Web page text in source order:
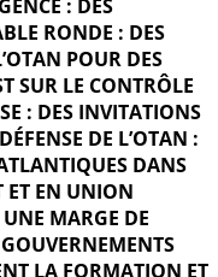
: DES
RONDE : DES
POUR DES
SUR LE CONTRÔLE
: DES INVITATIONS
DE L’OTAN :
DANS
ET EN UNION
MARGE DE
LA FORMATION ET